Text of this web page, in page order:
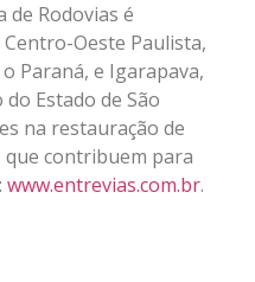
de Rodovias é
Oeste Paulista,
Paraná, e Igarapava,
Estado de São
na restauração de
que contribuem para
www.entrevias.com.br.